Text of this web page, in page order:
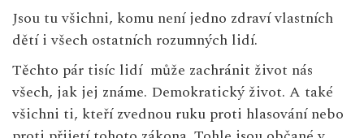
Jsou tu všichni, komu není jedno zdraví vlastních
dětí i všech ostatních rozumných lidí.
Těchto pár tisíc lidí může zachránit život nás
všech, jak jej známe. Demokratický život. A také
všichni ti, kteří zvednou ruku proti hlasování nebo